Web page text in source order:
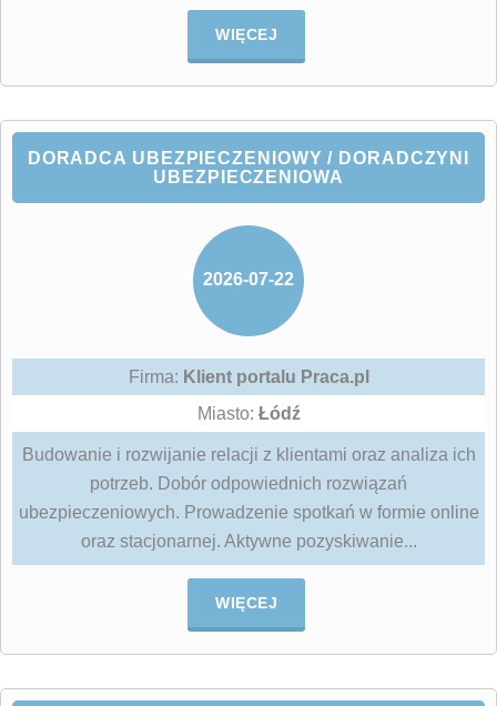
WIĘCEJ
DORADCA UBEZPIECZENIOWY / DORADCZYNI
UBEZPIECZENIOWA
2026-07-22
Firma: Klient portalu Praca.pl
Miasto: Łódź
Budowanie i rozwijanie relacji z klientami oraz analiza ich
potrzeb. Dobór odpowiednich rozwiązań
ubezpieczeniowych. Prowadzenie spotkań w formie online
oraz stacjonarnej. Aktywne pozyskiwanie...
WIĘCEJ